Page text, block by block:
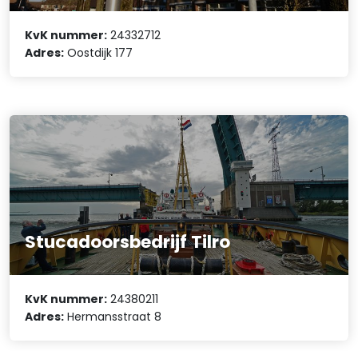
KvK nummer: 24332712
Adres: Oostdijk 177
Stucadoorsbedrijf Tilro
KvK nummer: 24380211
Adres: Hermansstraat 8